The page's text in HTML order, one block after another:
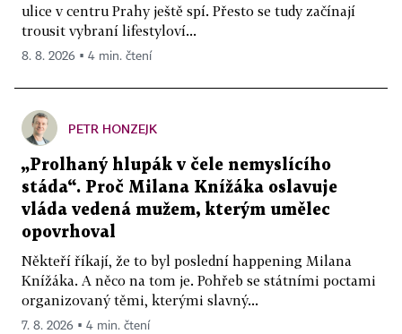
ulice v centru Prahy ještě spí. Přesto se tudy začínají
trousit vybraní lifestyloví...
8. 8. 2026 ▪ 4 min. čtení
PETR HONZEJK
„Prolhaný hlupák v čele nemyslícího
stáda“. Proč Milana Knížáka oslavuje
vláda vedená mužem, kterým umělec
opovrhoval
Někteří říkají, že to byl poslední happening Milana
Knížáka. A něco na tom je. Pohřeb se státními poctami
organizovaný těmi, kterými slavný...
7. 8. 2026 ▪ 4 min. čtení